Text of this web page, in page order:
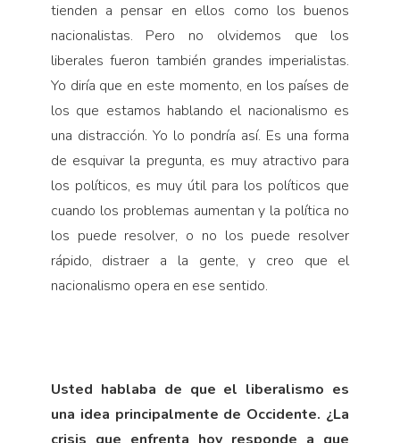
tienden a pensar en ellos como los buenos
nacionalistas. Pero no olvidemos que los
liberales fueron también grandes imperialistas.
Yo diría que en este momento, en los países de
los que estamos hablando el nacionalismo es
una distracción. Yo lo pondría así. Es una forma
de esquivar la pregunta, es muy atractivo para
los políticos, es muy útil para los políticos que
cuando los problemas aumentan y la política no
los puede resolver, o no los puede resolver
rápido, distraer a la gente, y creo que el
nacionalismo opera en ese sentido.
Usted hablaba de que el liberalismo es
una idea principalmente de Occidente. ¿La